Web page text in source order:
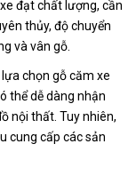
đạt chất lượng, cần
thủy, độ chuyển
và vân gỗ.
chọn gỗ căm xe
thể dễ dàng nhận
nội thất. Tuy nhiên,
cung cấp các sản